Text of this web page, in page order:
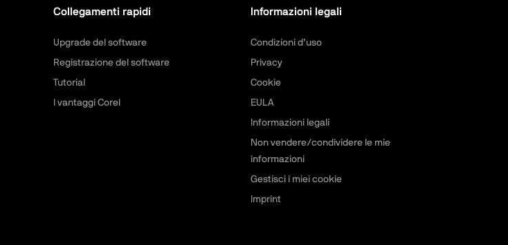
Collegamenti rapidi
Upgrade del software
Registrazione del software
Tutorial
I vantaggi Corel
Informazioni legali
Condizioni d’uso
Privacy
Cookie
EULA
Informazioni legali
Non vendere/condividere le mie
informazioni
Gestisci i miei cookie
Imprint